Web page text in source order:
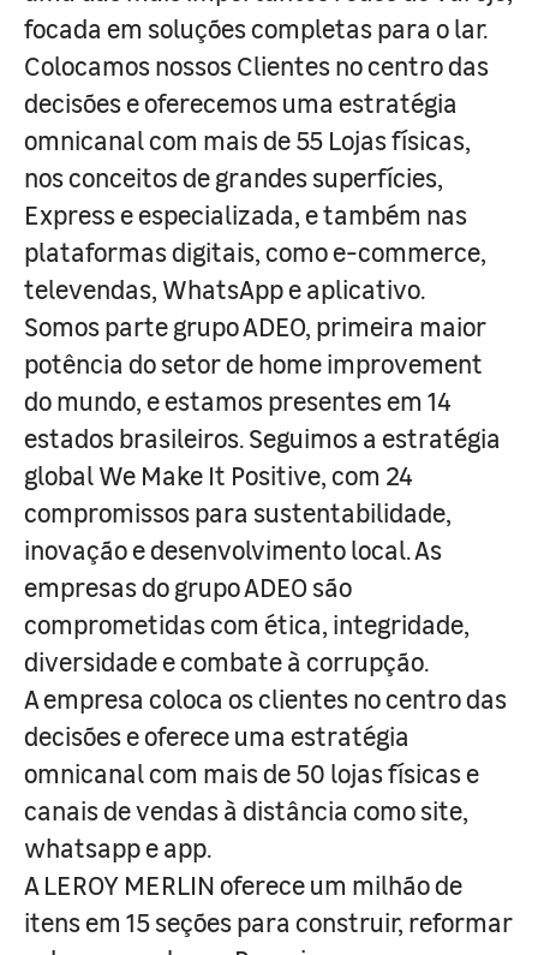
focada em soluções completas para o lar.
Colocamos nossos Clientes no centro das
decisões e oferecemos uma estratégia
omnicanal com mais de 55 Lojas físicas,
nos conceitos de grandes superfícies,
Express e especializada, e também nas
plataformas digitais, como e-commerce,
televendas, WhatsApp e aplicativo.
Somos parte grupo ADEO, primeira maior
potência do setor de home improvement
do mundo, e estamos presentes em 14
estados brasileiros. Seguimos a estratégia
global We Make It Positive, com 24
compromissos para sustentabilidade,
inovação e desenvolvimento local. As
empresas do grupo ADEO são
comprometidas com ética, integridade,
diversidade e combate à corrupção.
A empresa coloca os clientes no centro das
decisões e oferece uma estratégia
omnicanal com mais de 50 lojas físicas e
canais de vendas à distância como site,
whatsapp e app.
A LEROY MERLIN oferece um milhão de
itens em 15 seções para construir, reformar